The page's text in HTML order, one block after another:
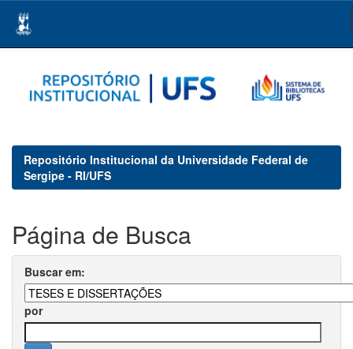
navigation
Repositório Institucional da Universidade Federal de
Sergipe - RI/UFS
Página de Busca
Buscar em:
por